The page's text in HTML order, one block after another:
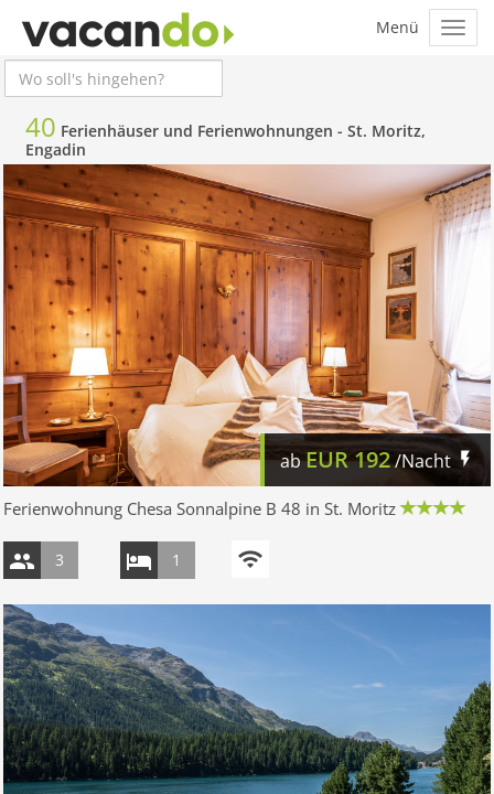
40 Ferienhäuser und Ferienwohnungen - St. Moritz,
Engadin
abEUR192/Nacht
Ferienwohnung Chesa Sonnalpine B 48 in St. Moritz
3 1